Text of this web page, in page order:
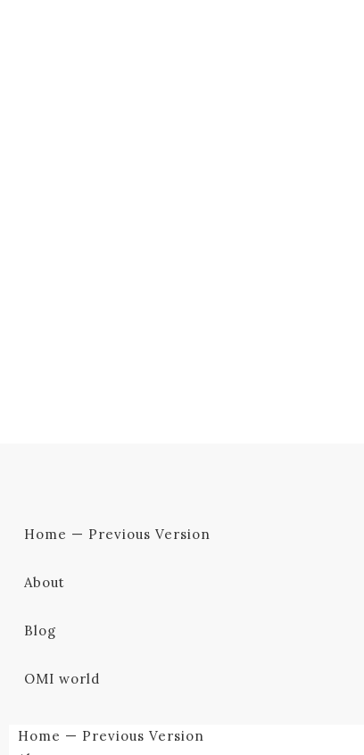
Home — Previous Version
About
Blog
OMI world
Home — Previous Version